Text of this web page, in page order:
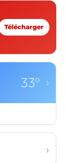
Télécharger
33° ›
›